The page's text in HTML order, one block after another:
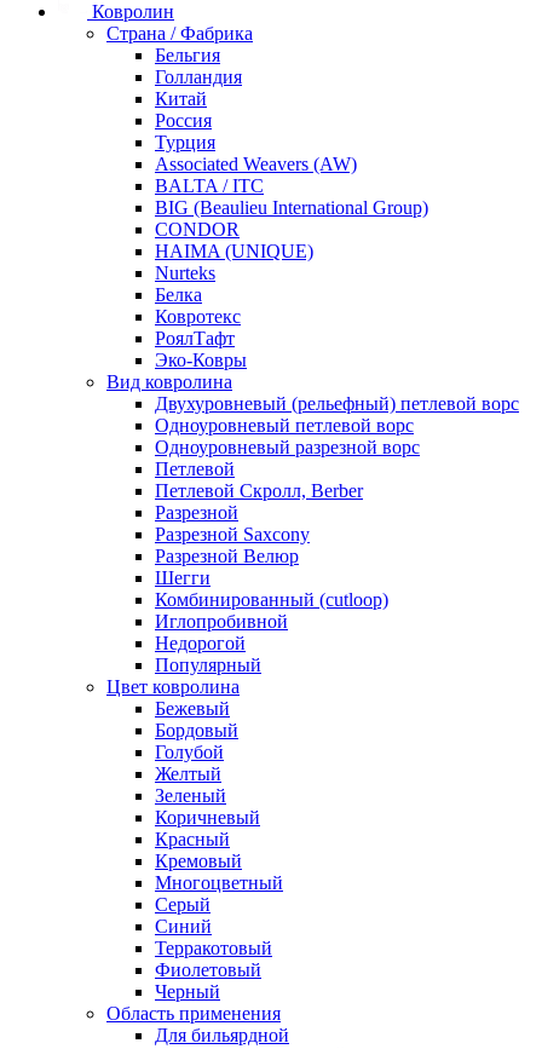
Ковролин
Страна / Фабрика
Бельгия
Голландия
Китай
Россия
Турция
Associated Weavers (AW)
BALTA / ITC
BIG (Beaulieu International Group)
CONDOR
HAIMA (UNIQUE)
Nurteks
Белка
Ковротекс
РоялТафт
Эко-Ковры
Вид ковролина
Двухуровневый (рельефный) петлевой ворс
Одноуровневый петлевой ворс
Одноуровневый разрезной ворс
Петлевой
Петлевой Скролл, Berber
Разрезной
Разрезной Saxcony
Разрезной Велюр
Шегги
Комбинированный (cutloop)
Иглопробивной
Недорогой
Популярный
Цвет ковролина
Бежевый
Бордовый
Голубой
Желтый
Зеленый
Коричневый
Красный
Кремовый
Многоцветный
Серый
Синий
Терракотовый
Фиолетовый
Черный
Область применения
Для бильярдной